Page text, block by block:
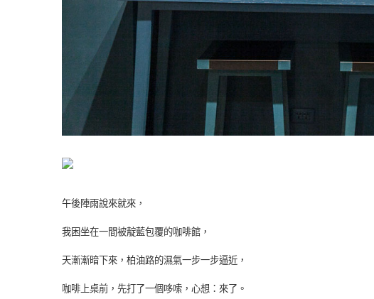
午後陣雨說來就來，
我困坐在一間被靛藍包覆的咖啡館，
天漸漸暗下來，柏油路的濕氣一步一步逼近，
咖啡上桌前，先打了一個哆嗦，心想：來了。